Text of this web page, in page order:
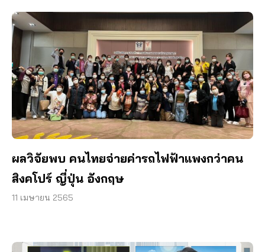
ผลวิจัยพบ คนไทยจ่ายค่ารถไฟฟ้าแพงกว่าคน
สิงคโปร์ ญี่ปุ่น อังกฤษ
11 เมษายน 2565